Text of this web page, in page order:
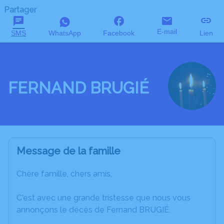
Partager
SMS WhatsApp Facebook E-mail Lien
FERNAND BRUGIÉ
Message de la famille
Chère famille, chers amis,
C'est avec une grande tristesse que nous vous
annonçons le décès de Fernand BRUGIÉ.